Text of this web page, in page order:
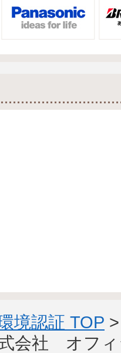
境認証 TOP
会社 オフ